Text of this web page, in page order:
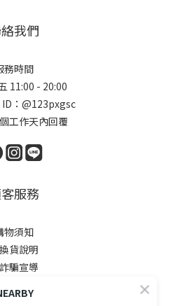
我們
務時間
11:00 - 20:00
：@123pxgsc
工作天內回覆
服務
物須知
貨說明
騙宣導